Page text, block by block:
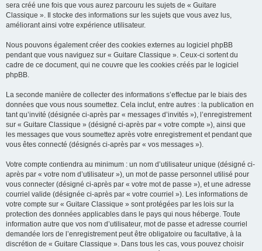
sera créé une fois que vous aurez parcouru les sujets de « Guitare
Classique ». Il stocke des informations sur les sujets que vous avez lus,
améliorant ainsi votre expérience utilisateur.
Nous pouvons également créer des cookies externes au logiciel phpBB
pendant que vous naviguez sur « Guitare Classique ». Ceux-ci sortent du
cadre de ce document, qui ne couvre que les cookies créés par le logiciel
phpBB.
La seconde manière de collecter des informations s’effectue par le biais des
données que vous nous soumettez. Cela inclut, entre autres : la publication en
tant qu’invité (désignée ci-après par « messages d’invités »), l’enregistrement
sur « Guitare Classique » (désigné ci-après par « votre compte »), ainsi que
les messages que vous soumettez après votre enregistrement et pendant que
vous êtes connecté (désignés ci-après par « vos messages »).
Votre compte contiendra au minimum : un nom d’utilisateur unique (désigné ci-
après par « votre nom d’utilisateur »), un mot de passe personnel utilisé pour
vous connecter (désigné ci-après par « votre mot de passe »), et une adresse
courriel valide (désignée ci-après par « votre courriel »). Les informations de
votre compte sur « Guitare Classique » sont protégées par les lois sur la
protection des données applicables dans le pays qui nous héberge. Toute
information autre que vos nom d’utilisateur, mot de passe et adresse courriel
demandée lors de l’enregistrement peut être obligatoire ou facultative, à la
discrétion de « Guitare Classique ». Dans tous les cas, vous pouvez choisir